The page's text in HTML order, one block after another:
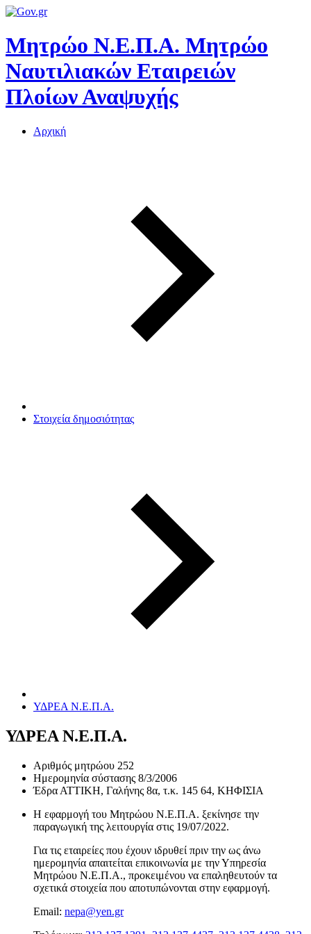
Μητρώο Ν.Ε.Π.Α. Μητρώο
Ναυτιλιακών Εταιρειών
Πλοίων Αναψυχής
Αρχική
Στοιχεία δημοσιότητας
ΥΔΡΕΑ Ν.Ε.Π.Α.
ΥΔΡΕΑ Ν.Ε.Π.Α.
Αριθμός μητρώου 252
Ημερομηνία σύστασης 8/3/2006
Έδρα ΑΤΤΙΚΗ, Γαλήνης 8α, τ.κ. 145 64, ΚΗΦΙΣΙΑ
Η εφαρμογή του Μητρώου Ν.Ε.Π.Α. ξεκίνησε την
παραγωγική της λειτουργία στις 19/07/2022.
Για τις εταιρείες που έχουν ιδρυθεί πριν την ως άνω
ημερομηνία απαιτείται επικοινωνία με την Υπηρεσία
Μητρώου Ν.Ε.Π.Α., προκειμένου να επαληθευτούν τα
σχετικά στοιχεία που αποτυπώνονται στην εφαρμογή.
Email: nepa@yen.gr